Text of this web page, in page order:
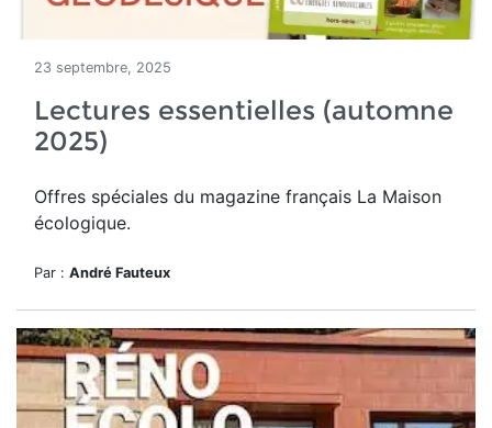
23 septembre, 2025
Lectures essentielles (automne
2025)
Offres spéciales du magazine français La Maison
écologique.
Par : André Fauteux